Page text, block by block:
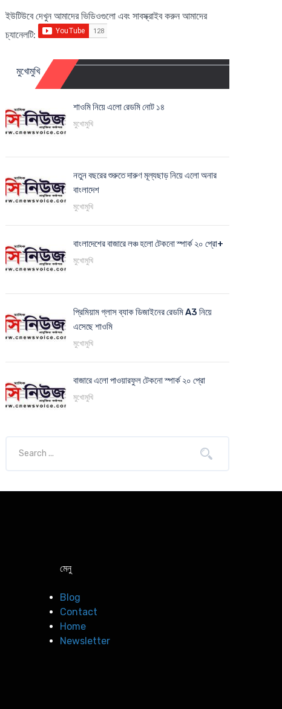
ইউটিউবে দেখুন আমাদের ভিডিওগুলো এবং সাবস্ক্রাইব করুন আমাদের
চ্যানেলটি:
মুখোমুখি
শাওমি নিয়ে এলো রেডমি নোট ১৪
মুখোমুখি
নতুন বছরের শুরুতে দারুণ মূল্যছাড় নিয়ে এলো অনার
বাংলাদেশ
মুখোমুখি
বাংলাদেশের বাজারে লঞ্চ হলো টেকনো স্পার্ক ২০ প্রো+
মুখোমুখি
প্রিমিয়াম গ্লাস ব্যাক ডিজাইনের রেডমি A3 নিয়ে
এসেছে শাওমি
মুখোমুখি
বাজারে এলো পাওয়ারফুল টেকনো স্পার্ক ২০ প্রো
মুখোমুখি
মেনু
Blog
Contact
Home
Newsletter